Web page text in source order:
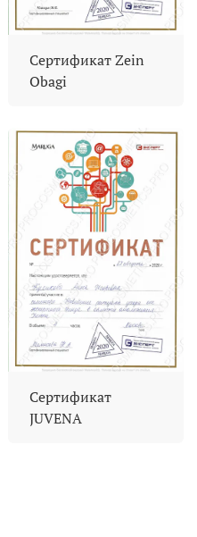
Сертификат Zein
Obagi
Сертификат
JUVENA